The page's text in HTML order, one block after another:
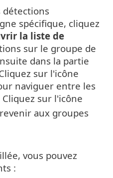
détections
spécifique, cliquez
la liste de
sur le groupe de
dans la partie
sur l'icône
naviguer entre les
sur l'icône
aux groupes
vous pouvez
: